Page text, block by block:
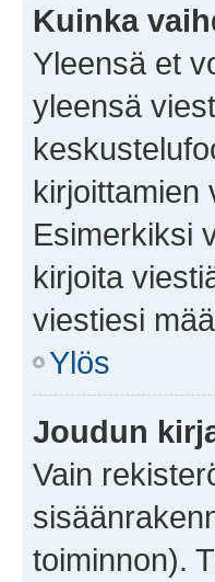
Kuinka
Yleensä et
yleensä
kirjoittamien
Esimerkiksi
kirjoita
viestiesi
Ylös
Joudun
Vain
toiminnon).